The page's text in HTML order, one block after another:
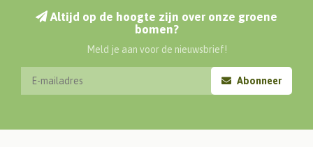
Altijd op de hoogte zijn over onze groene
bomen?
Meld je aan voor de nieuwsbrief!
Abonneer